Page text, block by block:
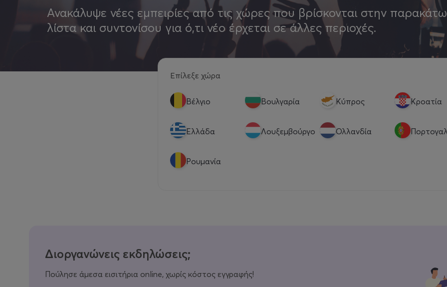
Ανακάλυψε νέες εμπειρίες από τις χώρες που βρίσκονται στην παρακάτω
λίστα και συντονίσου για ό,τι νέο έρχεται σε άλλες περιοχές.
Επίλεξε χώρα
Βέλγιο Βουλγαρία Κύπρος Κροατία
Eλλάδα Λουξεμβούργο Ολλανδία
Ρουμανία
Διοργανώνεις εκδηλώσεις;
Πούλησε άμεσα εισιτήρια online, χωρίς κόστος εγγραφής!